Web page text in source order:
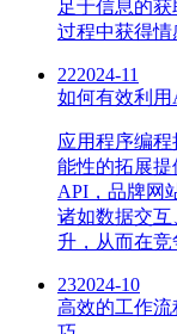
足于信息的
过程中获得情
222024-11
如何有效利用
应用程序编
能性的拓展提
API，品牌网
诸如数据交
升，从而在竞
232024-10
高效的工作